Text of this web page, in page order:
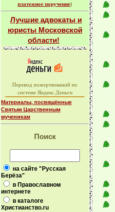
платежное поручение)
Лучшие адвокаты и
юристы Московской
области!
Перевод пожертвований по
системе Яндекс.Деньги
Материалы, посвящённые
Святым Царственным
мученикам
Поиск
на сайте "Русская
Берёза"
в Православном
интернете
в каталоге
Христианство.ru